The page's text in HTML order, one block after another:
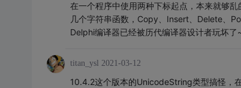
在一个程序中使用两种下标起点，本来就够
几个字符串函数，Copy、Insert、Delete、
Delphi编译器已经被历代编译器设计者玩坏了
titan_ysl 2021-03-12
10.4.2这个版本的UnicodeString类型搞怪